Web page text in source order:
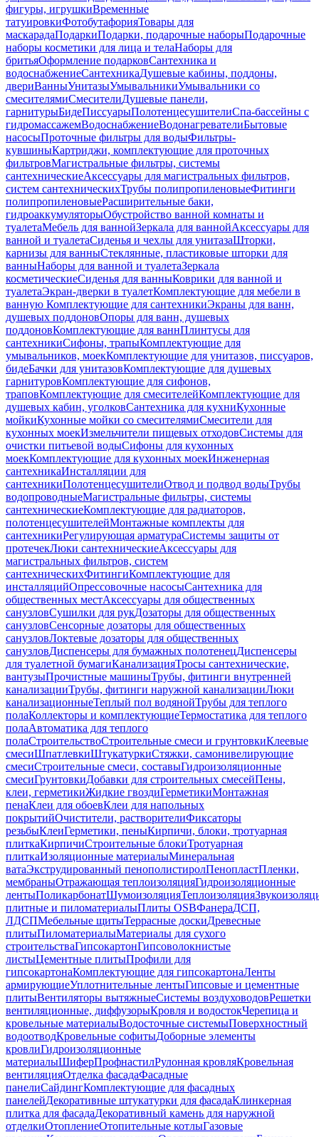
фигуры, игрушкиВременные
татуировкиФотобутафорияТовары для
маскарадаПодаркиПодарки, подарочные наборыПодарочные
наборы косметики для лица и телаНаборы для
бритьяОформление подарковСантехника и
водоснабжениеСантехникаДушевые кабины, поддоны,
двериВанныУнитазыУмывальникиУмывальники со
смесителямиСмесителиДушевые панели,
гарнитурыБидеПиссуарыПолотенцесушителиСпа-бассейны с
гидромассажемВодоснабжениеВодонагревателиБытовые
насосыПроточные фильтры для водыФильтры-
кувшиныКартриджи, комплектующие для проточных
фильтровМагистральные фильтры, системы
сантехническиеАксессуары для магистральных фильтров,
систем сантехническихТрубы полипропиленовыеФитинги
полипропиленовыеРасширительные баки,
гидроаккумуляторыОбустройство ванной комнаты и
туалетаМебель для ваннойЗеркала для ваннойАксессуары для
ванной и туалетаСиденья и чехлы для унитазаШторки,
карнизы для ванныСтеклянные, пластиковые шторки для
ванныНаборы для ванной и туалетаЗеркала
косметическиеСиденья для ванныКоврики для ванной и
туалетаЭкран-дверки в туалетКомплектующие для мебели в
ванную Комплектующие для сантехникиЭкраны для ванн,
душевых поддоновОпоры для ванн, душевых
поддоновКомплектующие для ваннПлинтусы для
сантехникиСифоны, трапыКомплектующие для
умывальников, моекКомплектующие для унитазов, писсуаров,
бидеБачки для унитазовКомплектующие для душевых
гарнитуровКомплектующие для сифонов,
траповКомплектующие для смесителейКомплектующие для
душевых кабин, уголковСантехника для кухниКухонные
мойкиКухонные мойки со смесителямиСмесители для
кухонных моекИзмельчители пищевых отходовСистемы для
очистки питьевой водыСифоны для кухонных
моекКомплектующие для кухонных моекИнженерная
сантехникаИнсталляции для
сантехникиПолотенцесушителиОтвод и подвод водыТрубы
водопроводныеМагистральные фильтры, системы
сантехническиеКомплектующие для радиаторов,
полотенцесушителейМонтажные комплекты для
сантехникиРегулирующая арматураСистемы защиты от
протечекЛюки сантехническиеАксессуары для
магистральных фильтров, систем
сантехническихФитингиКомплектующие для
инсталляцийОпрессовочные насосыСантехника для
общественных местАксессуары для общественных
санузловСушилки для рукДозаторы для общественных
санузловСенсорные дозаторы для общественных
санузловЛоктевые дозаторы для общественных
санузловДиспенсеры для бумажных полотенецДиспенсеры
для туалетной бумагиКанализацияТросы сантехнические,
вантузыПрочистные машиныТрубы, фитинги внутренней
канализацииТрубы, фитинги наружной канализацииЛюки
канализационныеТеплый пол водянойТрубы для теплого
полаКоллекторы и комплектующиеТермостатика для теплого
полаАвтоматика для теплого
полаСтроительствоСтроительные смеси и грунтовкиКлеевые
смесиШпатлевкиШтукатуркиСтяжки, самонивелирующие
смесиСтроительные смеси, составыГидроизоляционные
смесиГрунтовкиДобавки для строительных смесейПены,
клеи, герметикиЖидкие гвоздиГерметикиМонтажная
пенаКлеи для обоевКлеи для напольных
покрытийОчистители, растворителиФиксаторы
резьбыКлеиГерметики, пеныКирпичи, блоки, тротуарная
плиткаКирпичиСтроительные блокиТротуарная
плиткаИзоляционные материалыМинеральная
ватаЭкструдированный пенополистиролПенопластПленки,
мембраныОтражающая теплоизоляцияГидроизоляционные
лентыПоликарбонатШумоизоляцияТеплоизоляция
плитные и пиломатериалыПлиты OSBФанераДСП,
ЛДСПМебельные щитыТеррасные доскиДревесные
плитыПиломатериалыМатериалы для сухого
строительстваГипсокартонГипсоволокнистые
листыЦементные плитыПрофили для
гипсокартонаКомплектующие для гипсокартонаЛенты
армирующиеУплотнительные лентыГипсовые и цементные
плитыВентиляторы вытяжныеСистемы воздуховодовРешетки
вентиляционные, диффузорыКровля и водостокЧерепица и
кровельные материалыВодосточные системыПоверхностный
водоотводКровельные софитыДоборные элементы
кровлиГидроизоляционные
материалыШиферПрофнастилРулонная кровляКровельная
вентиляцияОтделка фасадаФасадные
панелиСайдингКомплектующие для фасадных
панелейДекоративные штукатурки для фасадаКлинкерная
плитка для фасадаДекоративный камень для наружной
отделкиОтоплениеОтопительные котлыГазовые